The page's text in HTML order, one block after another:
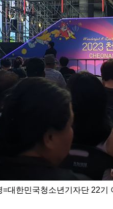
=대한민국청소년기자단 22기